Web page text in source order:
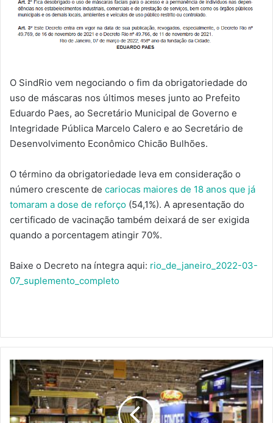
O SindRio vem negociando o fim da obrigatoriedade do
uso de máscaras nos últimos meses junto ao Prefeito
Eduardo Paes, ao Secretário Municipal de Governo e
Integridade Pública Marcelo Calero e ao Secretário de
Desenvolvimento Econômico Chicão Bulhões.
O término da obrigatoriedade leva em consideração o
número crescente de cariocas maiores de 18 anos que já
tomaram a dose de reforço (54,1%). A apresentação do
certificado de vacinação também deixará de ser exigida
quando a porcentagem atingir 70%.
Baixe o Decreto na íntegra aqui: rio_de_janeiro_2022-03-
07_suplemento_completo
ASSOCIADO
SINDRIO
TEM
ENTRADA
GRATUITA